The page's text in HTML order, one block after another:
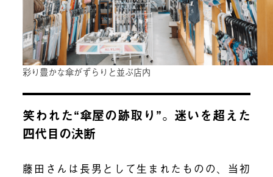
彩り豊かな傘がずらりと並ぶ店内
笑われた“傘屋の跡取り”。迷いを超えた
四代目の決断
藤田さんは長男として生まれたものの、当初